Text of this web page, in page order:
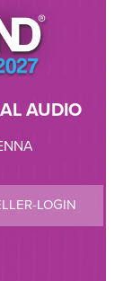
AUDIO
LOGIN